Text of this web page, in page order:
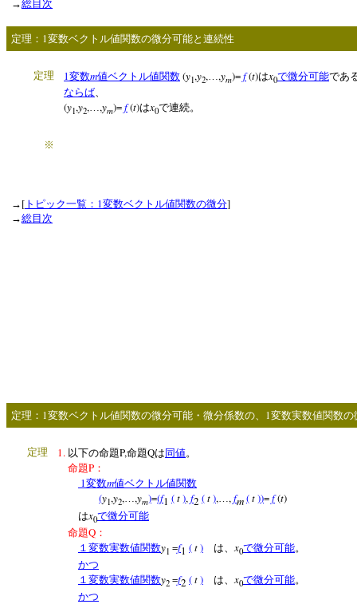
→総目次
定理： 1変数ベクトル値関数の微分可能と連続性
定理 1変数m値ベクトル値関数 (y1,y2,…,ym)=f(t)はx0で微分可能であ
ならば
(y1,y2, ,ym)=f(t)はx0で連続。
※
→ [ トピック一覧： 1変数ベクトル値関数の微分]
→総目次
定理： 1変数ベクトル値関数の微分可能・微分係数の、 1変数実数値関数
定理 1. 以下の命題P,命題Qは 同値。
命題P ：
1変数m値ベクトル値関数
(y1,y2,…,ym)=(f1 (t),f2 (t),…,fm(t))=f(t)
はx0で微分可能
命題Q ：
１変数実数値関数y1 =f1 (t) は、 x0で微分可能。
かつ
１変数実数値関数y2 =f2 (t) は、 x0で微分可能。
かつ